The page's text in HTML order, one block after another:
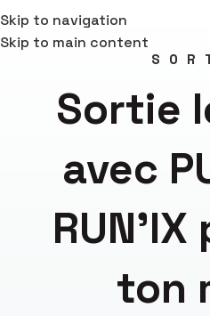
Skip to navigation
Skip to main content
Sortie
avec
ton